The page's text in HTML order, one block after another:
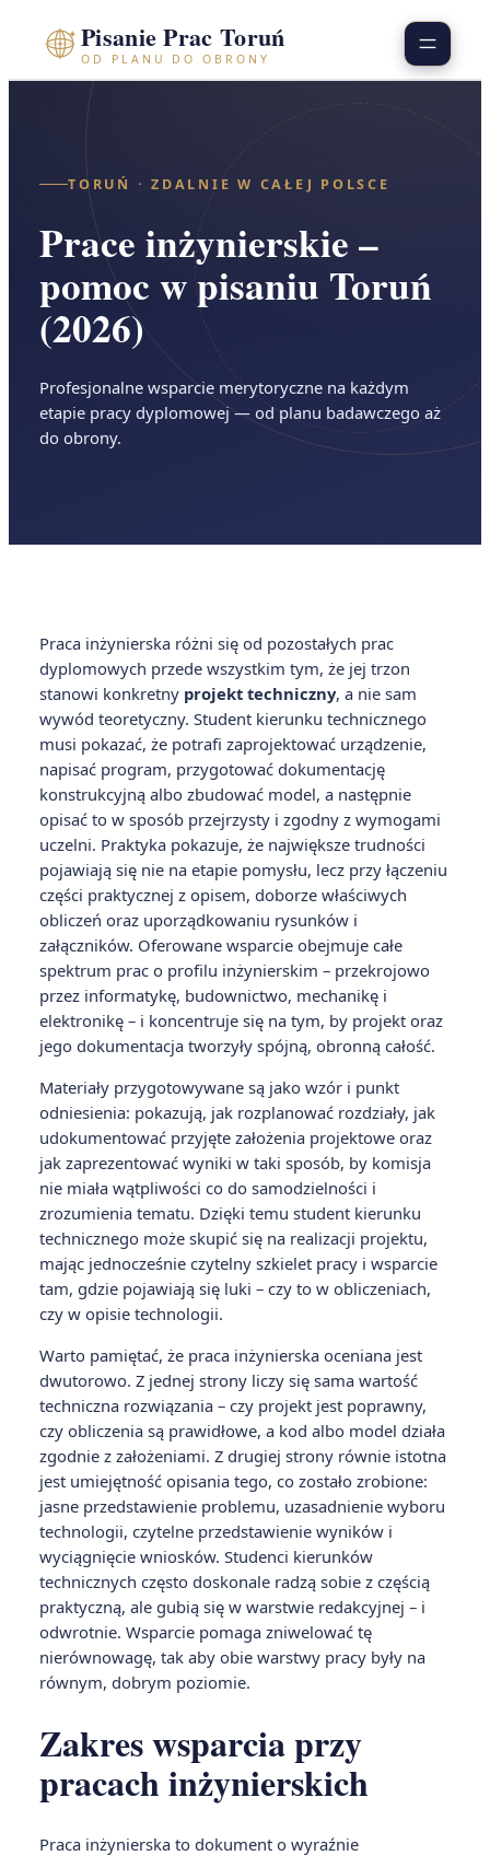
Pisanie Prac Toruń
OD PLANU DO OBRONY
TORUŃ · ZDALNIE W CAŁEJ POLSCE
Prace inżynierskie –
pomoc w pisaniu Toruń
(2026)
Profesjonalne wsparcie merytoryczne na każdym
etapie pracy dyplomowej — od planu badawczego aż
do obrony.
Praca inżynierska różni się od pozostałych prac
dyplomowych przede wszystkim tym, że jej trzon
stanowi konkretny projekt techniczny, a nie sam
wywód teoretyczny. Student kierunku technicznego
musi pokazać, że potrafi zaprojektować urządzenie,
napisać program, przygotować dokumentację
konstrukcyjną albo zbudować model, a następnie
opisać to w sposób przejrzysty i zgodny z wymogami
uczelni. Praktyka pokazuje, że największe trudności
pojawiają się nie na etapie pomysłu, lecz przy łączeniu
części praktycznej z opisem, doborze właściwych
obliczeń oraz uporządkowaniu rysunków i
załączników. Oferowane wsparcie obejmuje całe
spektrum prac o profilu inżynierskim – przekrojowo
przez informatykę, budownictwo, mechanikę i
elektronikę – i koncentruje się na tym, by projekt oraz
jego dokumentacja tworzyły spójną, obronną całość.
Materiały przygotowywane są jako wzór i punkt
odniesienia: pokazują, jak rozplanować rozdziały, jak
udokumentować przyjęte założenia projektowe oraz
jak zaprezentować wyniki w taki sposób, by komisja
nie miała wątpliwości co do samodzielności i
zrozumienia tematu. Dzięki temu student kierunku
technicznego może skupić się na realizacji projektu,
mając jednocześnie czytelny szkielet pracy i wsparcie
tam, gdzie pojawiają się luki – czy to w obliczeniach,
czy w opisie technologii.
Warto pamiętać, że praca inżynierska oceniana jest
dwutorowo. Z jednej strony liczy się sama wartość
techniczna rozwiązania – czy projekt jest poprawny,
czy obliczenia są prawidłowe, a kod albo model działa
zgodnie z założeniami. Z drugiej strony równie istotna
jest umiejętność opisania tego, co zostało zrobione:
jasne przedstawienie problemu, uzasadnienie wyboru
technologii, czytelne przedstawienie wyników i
wyciągnięcie wniosków. Studenci kierunków
technicznych często doskonale radzą sobie z częścią
praktyczną, ale gubią się w warstwie redakcyjnej – i
odwrotnie. Wsparcie pomaga zniwelować tę
nierównowagę, tak aby obie warstwy pracy były na
równym, dobrym poziomie.
Zakres wsparcia przy
pracach inżynierskich
Praca inżynierska to dokument o wyraźnie